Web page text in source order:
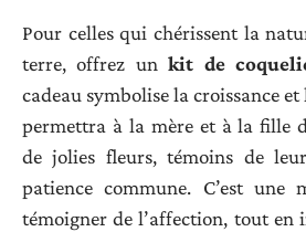
Pour celles qui chérissent la
terre, offrez unkit de
cadeau symbolise la croissance et
permettra à la mère et à la fille
de jolies fleurs, témoins de
patience commune. C’est une
témoigner de l’affection, tout en